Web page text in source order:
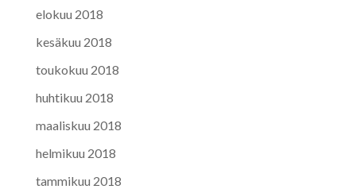
elokuu 2018
kesäkuu 2018
toukokuu 2018
huhtikuu 2018
maaliskuu 2018
helmikuu 2018
tammikuu 2018